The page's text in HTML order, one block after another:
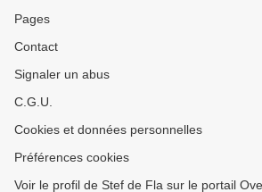
Pages
Contact
Signaler un abus
C.G.U.
Cookies et données personnelles
Préférences cookies
Voir le profil de Stef de Fla sur le portail